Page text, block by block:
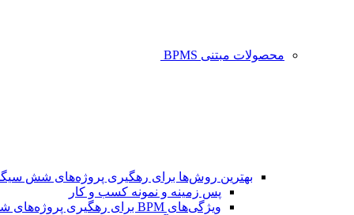
محصولات مبتنی BPMS
بهترین روش‌ها برای رهگیری پروژه‌های شش
پس زمینه و نمونه کسب و کار
ویژگی‌های BPM برای رهگیری پروژه‌های شش سیگما